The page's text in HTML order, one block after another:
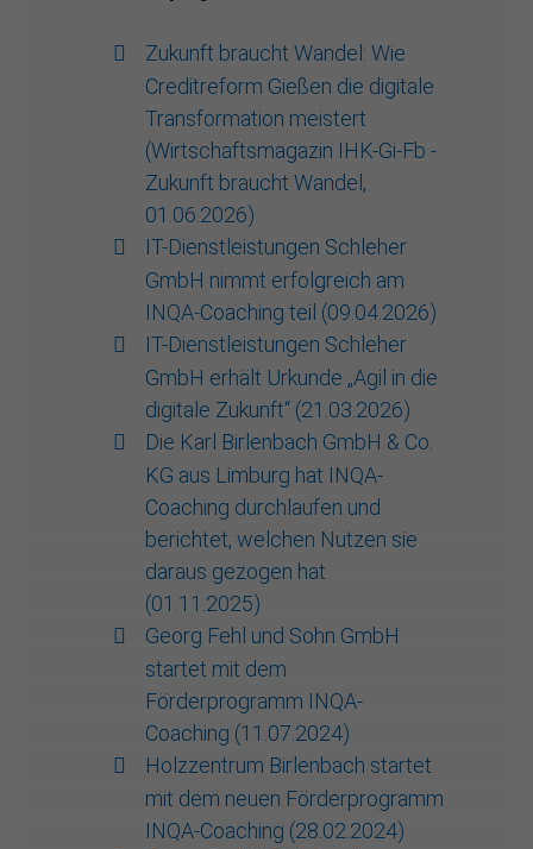
Zukunft braucht Wandel: Wie
Creditreform Gießen die digitale
Transformation meistert
(Wirtschaftsmagazin IHK-Gi-Fb -
Zukunft braucht Wandel,
01.06.2026)
IT-Dienstleistungen Schleher
GmbH nimmt erfolgreich am
INQA-Coaching teil (09.04.2026)
IT-Dienstleistungen Schleher
GmbH erhält Urkunde „Agil in die
digitale Zukunft“ (21.03.2026)
Die Karl Birlenbach GmbH & Co.
KG aus Limburg hat INQA-
Coaching durchlaufen und
berichtet, welchen Nutzen sie
daraus gezogen hat
(01.11.2025)
Georg Fehl und Sohn GmbH
startet mit dem
Förderprogramm INQA-
Coaching (11.07.2024)
Holzzentrum Birlenbach startet
mit dem neuen Förderprogramm
INQA-Coaching (28.02.2024)